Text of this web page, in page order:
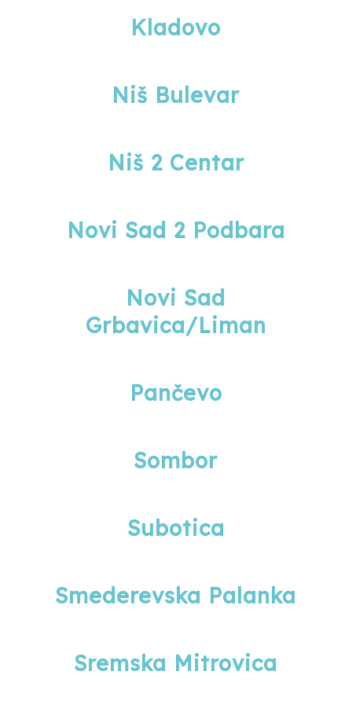
Kladovo
Niš Bulevar
Niš 2 Centar
Novi Sad 2 Podbara
Novi Sad
Grbavica/Liman
Pančevo
Sombor
Subotica
Smederevska Palanka
Sremska Mitrovica